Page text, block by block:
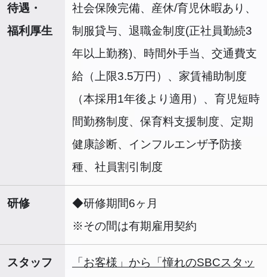
待遇・
福利厚生
社会保険完備、産休/育児休暇あり、
制服貸与、退職金制度(正社員勤続3
年以上勤務)、時間外手当、交通費支
給（上限3.5万円）、家賃補助制度
（本採用1年後より適用）、育児短時
間勤務制度、保育料支援制度、定期
健康診断、インフルエンザ予防接
種、社員割引制度
研修
◆研修期間6ヶ月
※その間は有期雇用契約
スタッフ
「お客様」から「憧れのSBCスタッ